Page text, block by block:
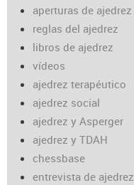
aperturas de ajedrez
reglas del ajedrez
libros de ajedrez
vídeos
ajedrez terapéutico
ajedrez social
ajedrez y Asperger
ajedrez y TDAH
chessbase
entrevista de ajedrez